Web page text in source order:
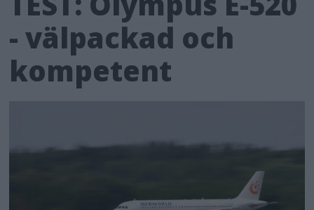
- välpackad och
kompetent